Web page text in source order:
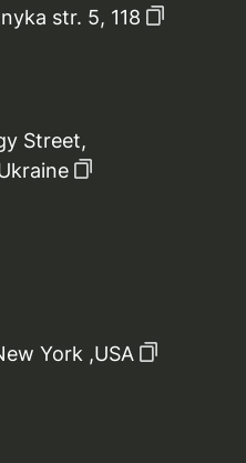
str. 5, 118
Street,
York ,USA